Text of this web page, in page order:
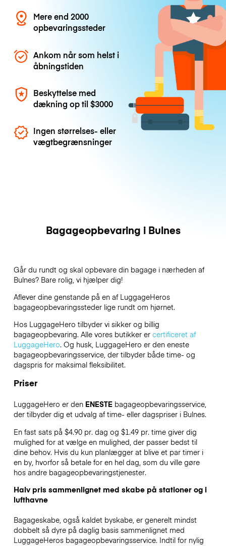
Mere end 2000
opbevaringssteder
Ankom når som helst i
åbningstiden
Beskyttelse med
dækning op til$3000
Ingen størrelses- eller
vægtbegrænsninger
Bagageopbevaring i Bulnes
Går du rundt og skal opbevare din bagage i nærheden af
Bulnes? Bare rolig, vi hjælper dig!
Aflever dine genstande på en af LuggageHeros
bagageopbevaringssteder lige rundt om hjørnet.
Hos LuggageHero tilbyder vi sikker og billig
bagageopbevaring. Alle vores butikker er certificeret af
LuggageHero. Og husk, LuggageHero er den eneste
bagageopbevaringsservice, der tilbyder både time- og
dagspris for maksimal fleksibilitet.
Priser
LuggageHero er den ENESTEbagageopbevaringsservice,
der tilbyder dig et udvalg af time- eller dagspriser i Bulnes.
En fast sats på $4.90 pr. dag og $1.49 pr. time giver dig
mulighed for at vælge en mulighed, der passer bedst til
dine behov. Hvis du kun planlægger at blive et par timer i
en by, hvorfor så betale for en hel dag, som du ville gøre
hos andre bagageopbevaringstjenester.
Halv pris sammenlignet med skabe på stationer og i
lufthavne
Bagageskabe, også kaldet byskabe, er generelt mindst
dobbelt så dyre på daglig basis sammenlignet med
LuggageHeros bagageopbevaringsservice. Indtil for nylig